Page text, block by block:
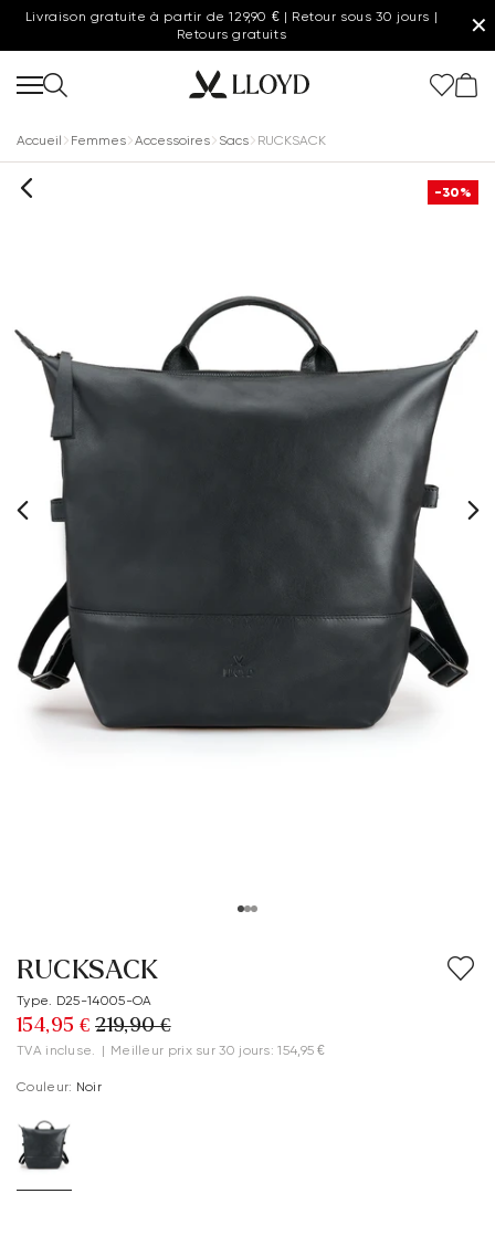
Livraison gratuite à partir de 129,90 € | Retour sous 30 jours |
Retours gratuits
✕
Accueil Femmes Accessoires Sacs RUCKSACK
-30%
RUCKSACK
Type. D25-14005-OA
154,95 € 219,90 €
TVA incluse. | Meilleur prix sur 30 jours: 154,95 €
Couleur: Noir